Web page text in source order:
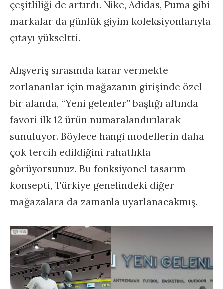
çeşitliliği de artırdı. Nike, Adidas, Puma gibi
markalar da günlük giyim koleksiyonlarıyla
çıtayı yükseltti.
Alışveriş sırasında karar vermekte
zorlananlar için mağazanın girişinde özel
bir alanda, “Yeni gelenler” başlığı altında
favori ilk 12 ürün numaralandırılarak
sunuluyor. Böylece hangi modellerin daha
çok tercih edildiğini rahatlıkla
görüyorsunuz. Bu fonksiyonel tasarım
konsepti, Türkiye genelindeki diğer
mağazalara da zamanla uyarlanacakmış.